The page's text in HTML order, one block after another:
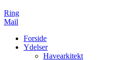
Ring
Mail
Forside
Ydelser
Havearkitekt